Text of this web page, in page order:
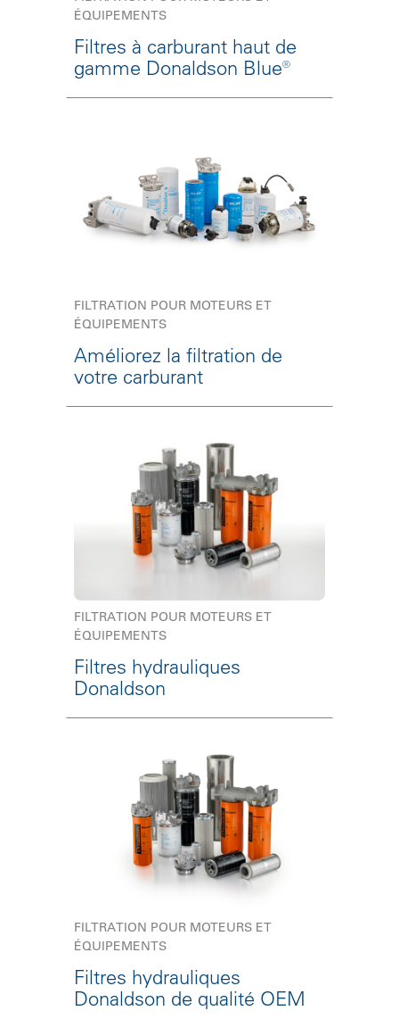
ÉQUIPEMENTS
Filtres à carburant haut de
gamme Donaldson Blue®
FILTRATION POUR MOTEURS ET
ÉQUIPEMENTS
Améliorez la filtration de
votre carburant
FILTRATION POUR MOTEURS ET
ÉQUIPEMENTS
Filtres hydrauliques
Donaldson
FILTRATION POUR MOTEURS ET
ÉQUIPEMENTS
Filtres hydrauliques
Donaldson de qualité OEM